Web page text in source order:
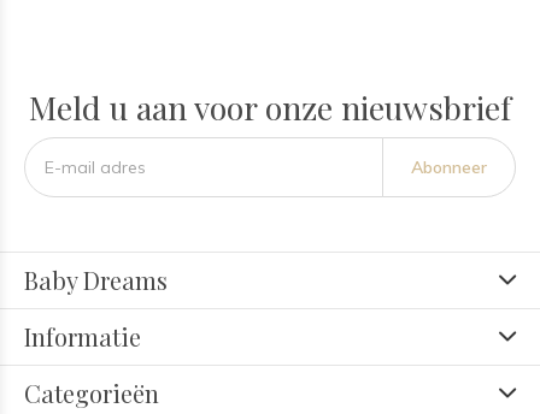
Meld u aan voor onze nieuwsbrief
Abonneer
Baby Dreams
Informatie
Categorieën